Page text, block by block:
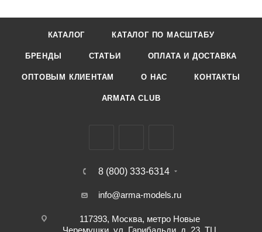
КАТАЛОГ КАТАЛОГ ПО МАСШТАБУ
БРЕНДЫ СТАТЬИ ОПЛАТА И ДОСТАВКА
ОПТОВЫМ КЛИЕНТАМ О НАС КОНТАКТЫ
ARMATA CLUB
8 (800) 333-6314
info@arma-models.ru
117393, Москва, метро Новые
Черемушки, ул. Гарибальди, д. 23, ТЦ